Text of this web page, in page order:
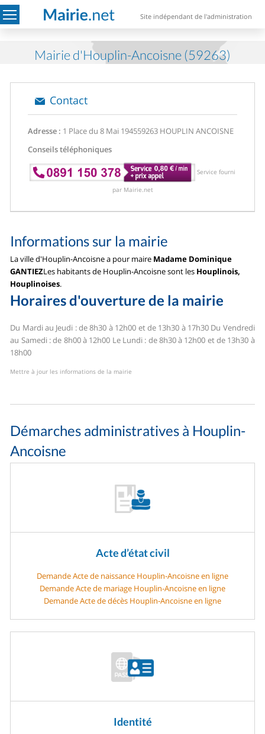
Site indépendant de l'administration
Mairie d'Houplin-Ancoisne (59263)
Contact
Adresse : 1 Place du 8 Mai 194559263 HOUPLIN ANCOISNE
Conseils téléphoniques
Service fourni
par Mairie.net
Informations sur la mairie
La ville d'Houplin-Ancoisne a pour maire Madame Dominique
GANTIEZLes habitants de Houplin-Ancoisne sont les Houplinois,
Houplinoises.
Horaires d'ouverture de la mairie
Du Mardi au Jeudi : de 8h30 à 12h00 et de 13h30 à 17h30 Du Vendredi
au Samedi : de 8h00 à 12h00 Le Lundi : de 8h30 à 12h00 et de 13h30 à
18h00
Mettre à jour les informations de la mairie
Démarches administratives à Houplin-
Ancoisne
Acte d’état civil
Demande Acte de naissance Houplin-Ancoisne en ligne
Demande Acte de mariage Houplin-Ancoisne en ligne
Demande Acte de décès Houplin-Ancoisne en ligne
Identité